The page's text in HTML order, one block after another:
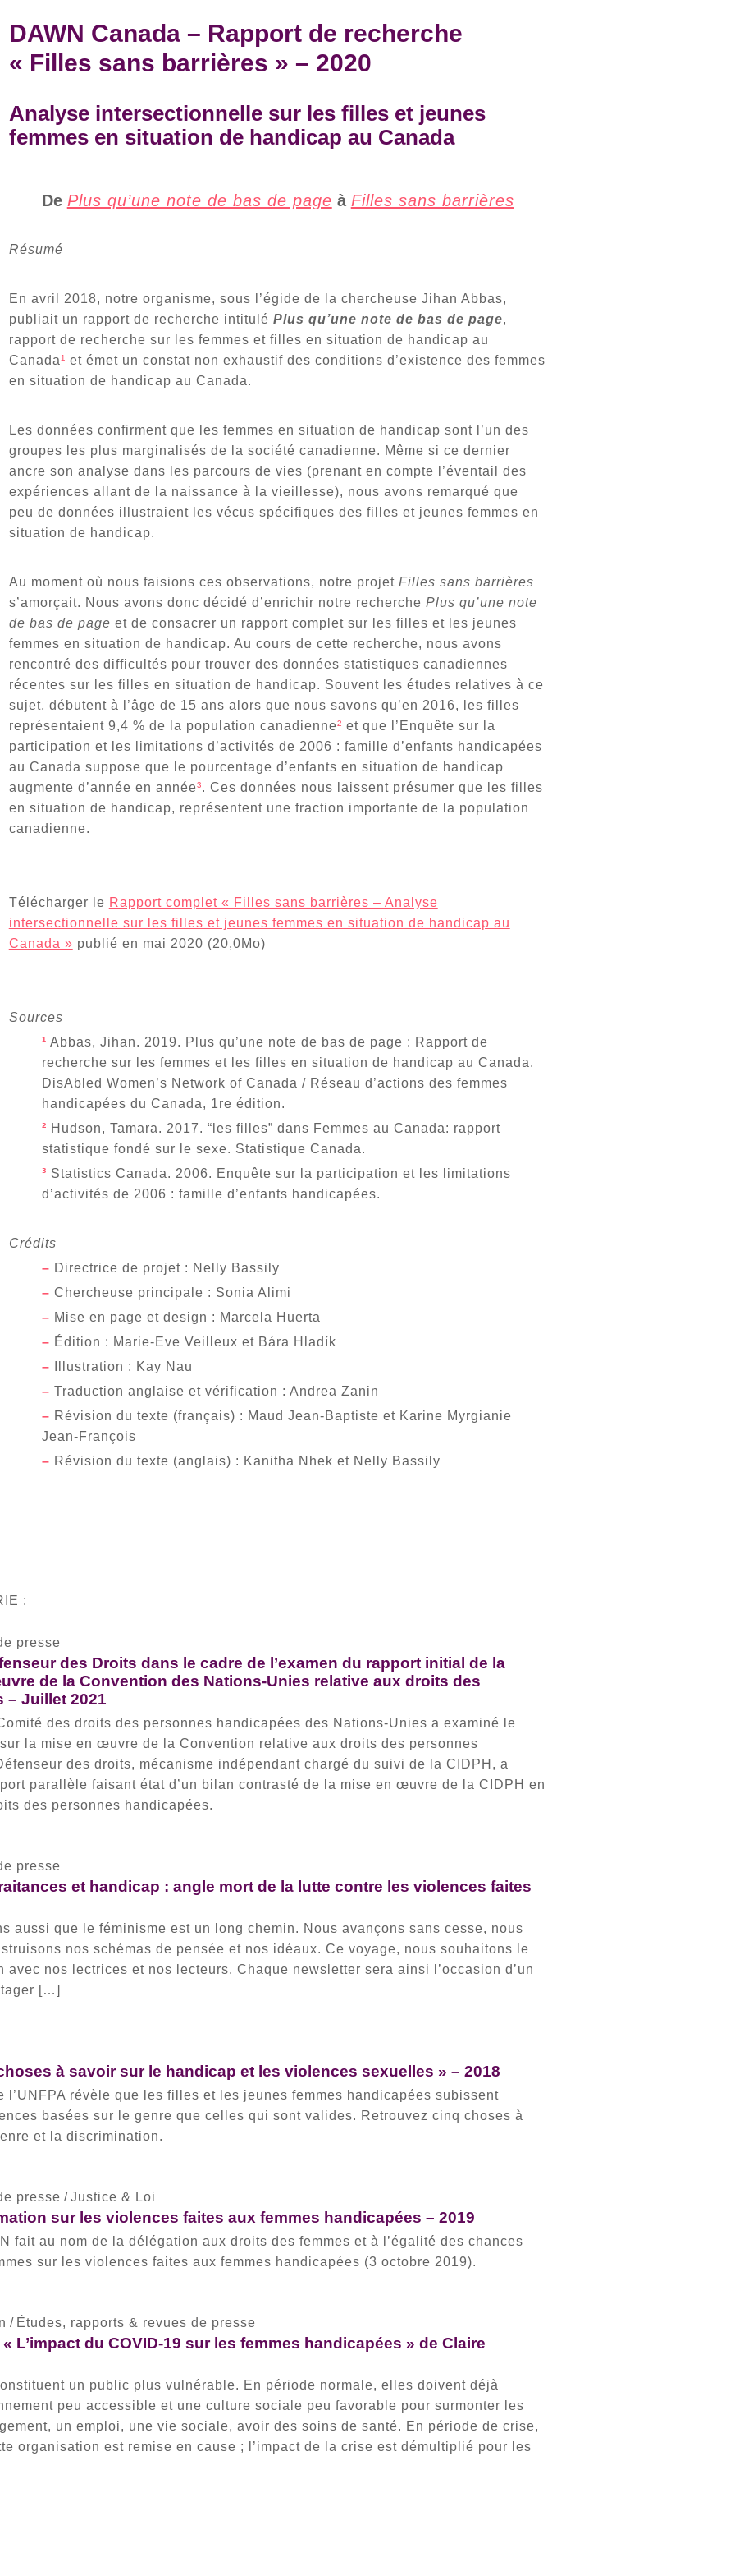
DAWN Canada – Rapport de recherche
« Filles sans barrières » – 2020
Analyse intersectionnelle sur les filles et jeunes
femmes en situation de handicap au Canada
De Plus qu’une note de bas de page à Filles sans barrières
Résumé
En avril 2018, notre organisme, sous l’égide de la chercheuse Jihan Abbas,
publiait un rapport de recherche intitulé Plus qu’une note de bas de page,
rapport de recherche sur les femmes et filles en situation de handicap au
Canada¹ et émet un constat non exhaustif des conditions d’existence des femmes
en situation de handicap au Canada.
Les données confirment que les femmes en situation de handicap sont l’un des
groupes les plus marginalisés de la société canadienne. Même si ce dernier
ancre son analyse dans les parcours de vies (prenant en compte l’éventail des
expériences allant de la naissance à la vieillesse), nous avons remarqué que
peu de données illustraient les vécus spécifiques des filles et jeunes femmes en
situation de handicap.
Au moment où nous faisions ces observations, notre projet Filles sans barrières
s’amorçait. Nous avons donc décidé d’enrichir notre recherche Plus qu’une note
de bas de page et de consacrer un rapport complet sur les filles et les jeunes
femmes en situation de handicap. Au cours de cette recherche, nous avons
rencontré des difficultés pour trouver des données statistiques canadiennes
récentes sur les filles en situation de handicap. Souvent les études relatives à ce
sujet, débutent à l’âge de 15 ans alors que nous savons qu’en 2016, les filles
représentaient 9,4 % de la population canadienne² et que l’Enquête sur la
participation et les limitations d’activités de 2006 : famille d’enfants handicapées
au Canada suppose que le pourcentage d’enfants en situation de handicap
augmente d’année en année³. Ces données nous laissent présumer que les filles
en situation de handicap, représentent une fraction importante de la population
canadienne.
Télécharger le Rapport complet « Filles sans barrières – Analyse
intersectionnelle sur les filles et jeunes femmes en situation de handicap au
Canada » publié en mai 2020 (20,0Mo)
Sources
¹ Abbas, Jihan. 2019. Plus qu’une note de bas de page : Rapport de
recherche sur les femmes et les filles en situation de handicap au Canada.
DisAbled Women’s Network of Canada / Réseau d’actions des femmes
handicapées du Canada, 1re édition.
² Hudson, Tamara. 2017. “les filles” dans Femmes au Canada: rapport
statistique fondé sur le sexe. Statistique Canada.
³ Statistics Canada. 2006. Enquête sur la participation et les limitations
d’activités de 2006 : famille d’enfants handicapées.
Crédits
– Directrice de projet : Nelly Bassily
– Chercheuse principale : Sonia Alimi
– Mise en page et design : Marcela Huerta
– Édition : Marie-Eve Veilleux et Bára Hladík
–
Illustration : Kay Nau
– Traduction anglaise et vérification : Andrea Zanin
– Révision du texte (français) : Maud Jean-Baptiste et Karine Myrgianie
Jean-François
– Révision du texte (anglais) : Kanitha Nhek et Nelly Bassily
:
presse
des Droits dans le cadre de l’examen du rapport initial de la
de la Convention des Nations-Unies relative aux droits des
– Juillet 2021
des droits des personnes handicapées des Nations-Unies a examiné le
la mise en œuvre de la Convention relative aux droits des personnes
des droits, mécanisme indépendant chargé du suivi de la CIDPH, a
parallèle faisant état d’un bilan contrasté de la mise en œuvre de la CIDPH en
des personnes handicapées.
presse
et handicap : angle mort de la lutte contre les violences faites
aussi que le féminisme est un long chemin. Nous avançons sans cesse, nous
nos schémas de pensée et nos idéaux. Ce voyage, nous souhaitons le
avec nos lectrices et nos lecteurs. Chaque newsletter sera ainsi l’occasion d’un
[…]
à savoir sur le handicap et les violences sexuelles » – 2018
l’UNFPA révèle que les filles et les jeunes femmes handicapées subissent
basées sur le genre que celles qui sont valides. Retrouvez cinq choses à
et la discrimination.
presse /Justice & Loi
sur les violences faites aux femmes handicapées – 2019
fait au nom de la délégation aux droits des femmes et à l’égalité des chances
sur les violences faites aux femmes handicapées (3 octobre 2019).
/ Études, rapports & revues de presse
L’impact du COVID-19 sur les femmes handicapées » de Claire
un public plus vulnérable. En période normale, elles doivent déjà
peu accessible et une culture sociale peu favorable pour surmonter les
un emploi, une vie sociale, avoir des soins de santé. En période de crise,
organisation est remise en cause ; l’impact de la crise est démultiplié pour les